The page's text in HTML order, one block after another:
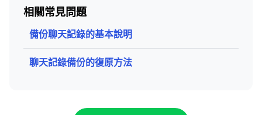
相關常見問題
備份聊天記錄的基本說明
聊天記錄備份的復原方法